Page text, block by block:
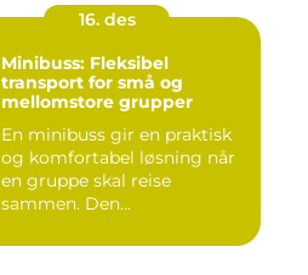
16. des
Minibuss: Fleksibel
transport for små og
mellomstore grupper
En minibuss gir en praktisk
og komfortabel løsning når
en gruppe skal reise
sammen. Den...